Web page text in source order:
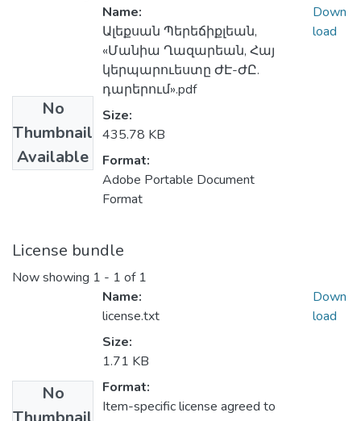
No
Thumbnail
Available
Name:
Ալեքսան Պերեճիքլեան,
«Մանիա Ղազարեան, Հայ
կերպարուեստը ԺԷ-ԺԸ.
դարերում».pdf
Size:
435.78 KB
Format:
Adobe Portable Document
Format
Down
load
License bundle
Now showing 1 - 1 of 1
No
Name:
license.txt
Size:
1.71 KB
Format:
Item-specific license agreed to
Down
load